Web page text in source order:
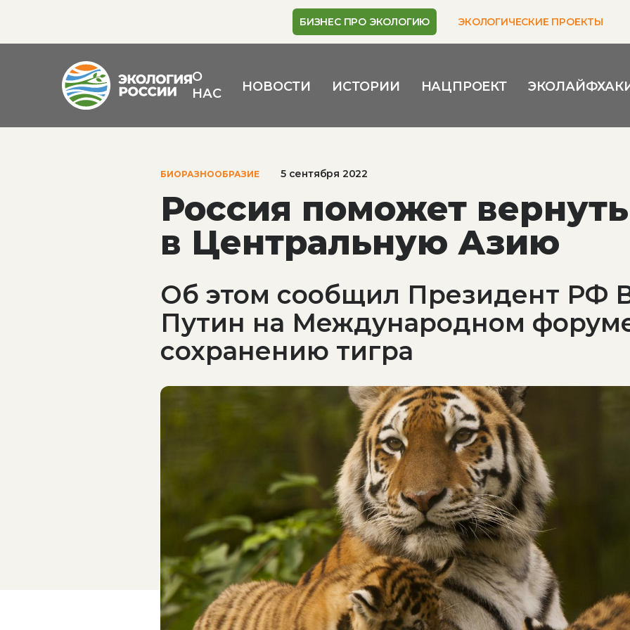
БИЗНЕС ПРО ЭКОЛОГИЮ ЭКОЛОГИЧЕСКИЕ ПРОЕКТЫ
О
НАС
НОВОСТИ ИСТОРИИ НАЦПРОЕКТ
БИОРАЗНООБРАЗИЕ 5 сентября 2022
Россия поможет
в Центральную Азию
Об этом сообщил Президент РФ
Путин на Международном
сохранению тигра